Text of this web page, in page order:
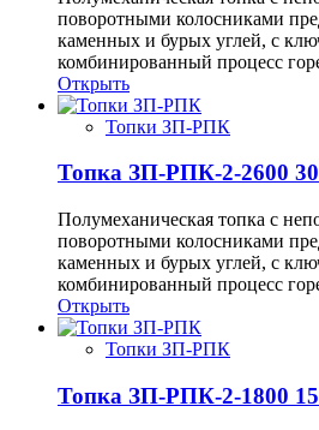
поворотными колосниками
каменных и бурых углей, с
комбинированный процесс
Открыть
Топки ЗП-РПК
Топка ЗП-РПК-2-2600
Полумеханическая топка с
поворотными колосниками
каменных и бурых углей, с
комбинированный процесс
Открыть
Топки ЗП-РПК
Топка ЗП-РПК-2-1800